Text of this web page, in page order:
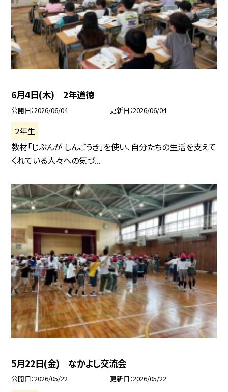
6月4日(木) 2年道徳
公開日 2026/06/04 更新日 2026/06/04
２年生
教材「じぶんが しんごうき」を使い、自分たちの生活を支えて
くれている人々への気づ...
5月22日(金) なかよし交流会
公開日 2026/05/22 更新日 2026/05/22